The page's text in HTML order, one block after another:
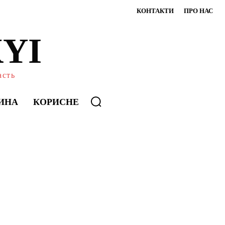
КОНТАКТИ ПРО НАС
КОРИСНЕ